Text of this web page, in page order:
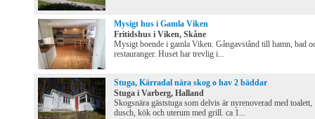
Mysigt hus i Gamla Viken
Fritidshus i Viken, Skåne
Mysigt boende i gamla Viken. Gångavstånd till hamn, bad
restauranger. Huset har trevlig i...
Stuga, Kärradal nära skog o hav 2 bäddar
Stuga i Varberg, Halland
Skogsnära gäststuga som delvis är nyrenoverad med toalett,
dusch, kök och uterum med grill. ca 1...